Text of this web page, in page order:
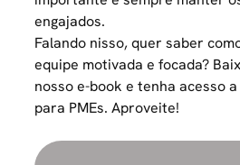
engajados.
Falando nisso, quer saber
equipe motivada e focada?
nosso e-book e tenha acesso
para PMEs. Aproveite!